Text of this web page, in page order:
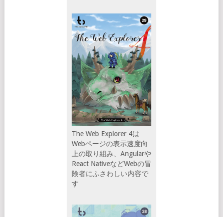
The Web Explorer 4は
Webページの表示速度向
上の取り組み、Angularや
React NativeなどWebの冒
険者にふさわしい内容で
す